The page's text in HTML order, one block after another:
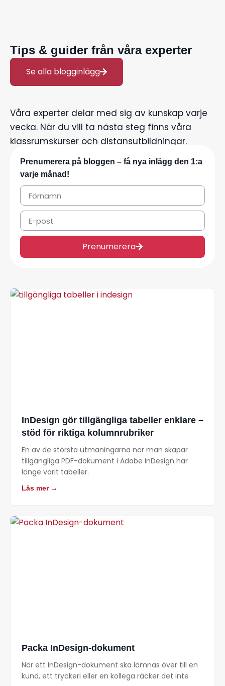
Tips & guider från våra experter
Se alla blogginlägg
Våra experter delar med sig av kunskap varje
vecka. När du vill ta nästa steg finns våra
klassrumskurser och distansutbildningar.
Prenumerera på bloggen – få nya inlägg den 1:a
varje månad!
Prenumerera
InDesign gör tillgängliga tabeller enklare –
stöd för riktiga kolumnrubriker
En av de största utmaningarna när man skapar
tillgängliga PDF-dokument i Adobe InDesign har
länge varit tabeller.
Läs mer →
Packa InDesign-dokument
När ett InDesign-dokument ska lämnas över till en
kund, ett tryckeri eller en kollega räcker det inte